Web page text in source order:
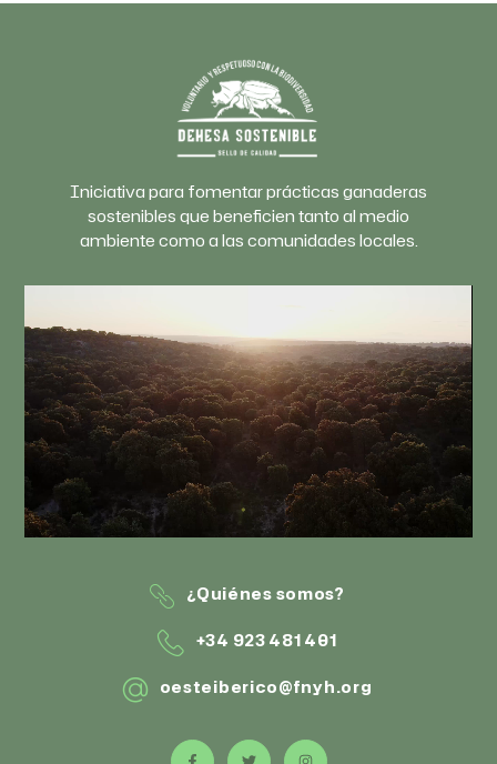
Iniciativa para fomentar prácticas ganaderas
sostenibles que beneficien tanto al medio
ambiente como a las comunidades locales.
¿Quiénes somos?
+34 923 481 401
oesteiberico@fnyh.org